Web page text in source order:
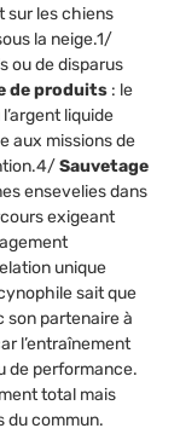
sur les chiens
la neige.1/
ou de disparus
de produits : le
liquide
aux missions de
Sauvetage
ensevelies dans
exigeant
unique
sait que
son partenaire à
l’entraînement
de performance.
total mais
du commun.